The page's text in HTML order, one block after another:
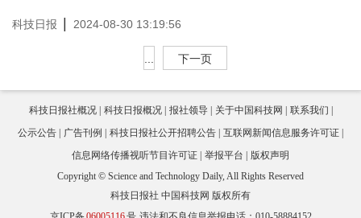
科技日报 2024-08-30 13:19:56
下一页
科技日报社概况 科技日报概况 报社领导 关于中国科技网
联系我们
公示公告
广告刊例 科技日报社公开招聘公告
互联网新闻信息服务许可证
信息网络传播视听节目许可证
举报平台
版权声明
Copyright © Science and Technology Daily, All Rights Reserved
科技日报社 中国科技网 版权所有